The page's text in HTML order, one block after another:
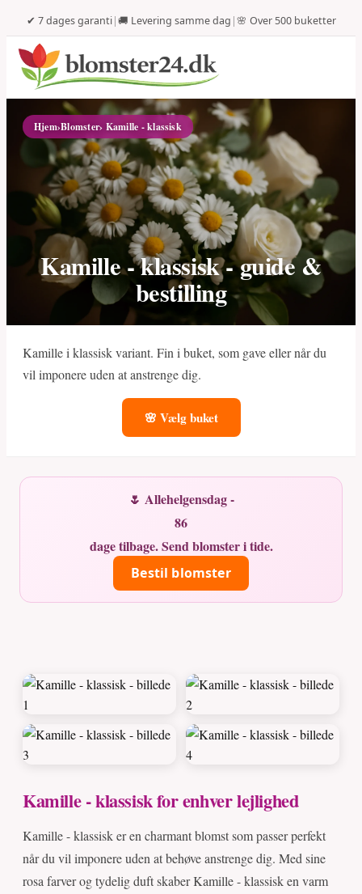
✔ 7 dages garanti|🚚 Levering samme dag |🌸 Over 500 buketter
Hjem›Blomster› Kamille - klassisk
Kamille - klassisk - guide &
bestilling
Kamille i klassisk variant. Fin i buket, som gave eller når du
vil imponere uden at anstrenge dig.
🌸 Vælg buket
🌷 Allehelgensdag -
86
dage tilbage. Send blomster i tide.
Bestil blomster
Kamille - klassisk for enhver lejlighed
Kamille - klassisk er en charmant blomst som passer perfekt
når du vil imponere uden at behøve anstrenge dig. Med sine
rosa farver og tydelig duft skaber Kamille - klassisk en varm